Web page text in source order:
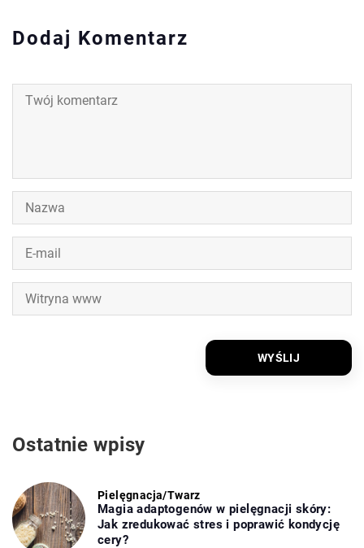
Dodaj Komentarz
Ostatnie wpisy
Pielęgnacja/Twarz
Magia adaptogenów w pielęgnacji skóry:
Jak zredukować stres i poprawić kondycję
cery?